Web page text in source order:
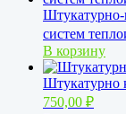
Штукатурно-
систем
В корзину
Штукатурно
750,00 ₽